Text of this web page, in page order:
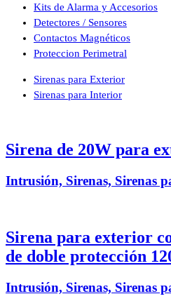
Kits de Alarma y Accesorios
Detectores / Sensores
Contactos Magnéticos
Proteccion Perimetral
Sirenas para Exterior
Sirenas para Interior
Sirena de 20W para
Intrusión, Sirenas, Sirenas
Sirena para exterior
de doble protección
Intrusión, Sirenas, Sirenas